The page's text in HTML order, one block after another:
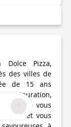
Dolce Pizza,
des villes de
de 15 ans
restauration,
Pizza vous
et vous